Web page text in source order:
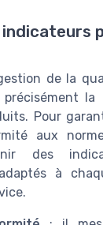
indicateurs
de la
la
Pour
aux
des
à